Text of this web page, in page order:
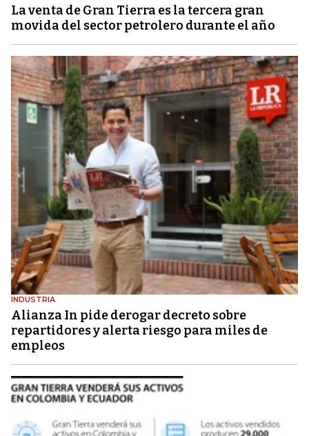
La venta de Gran Tierra es la tercera gran
movida del sector petrolero durante el año
INDUSTRIA
Alianza In pide derogar decreto sobre
repartidores y alerta riesgo para miles de
empleos